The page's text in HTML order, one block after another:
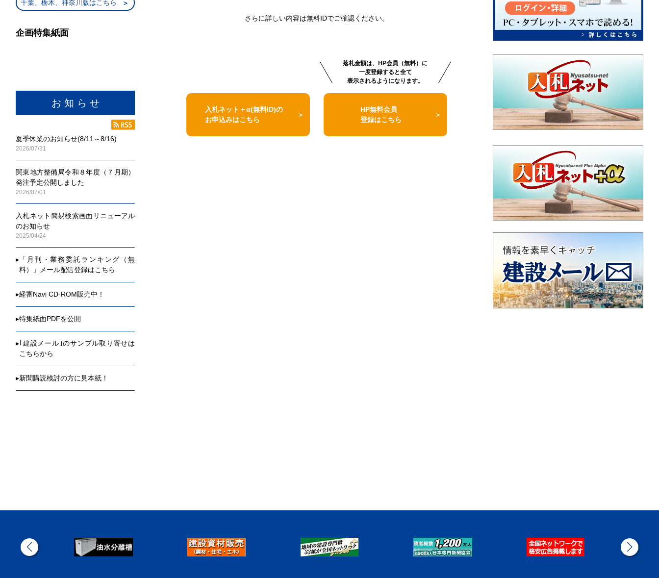
千葉、栃木、神奈川版はこちら
企画特集紙面
お 知 ら せ
夏季休業のお知らせ(8/11～8/16)
2026/07/31
関東地方整備局令和８年度（７月期）
発注予定公開しました
2026/07/01
入札ネット簡易検索画面リニューアル
のお知らせ
2025/04/24
▸ 「月刊・業務委託ランキング（無
料）」メール配信登録はこちら
▸経審Navi CD-ROM販売中！
▸特集紙面PDFを公開
▸ ｢建設メール｣のサンプル取り寄せは
こちらから
▸新聞購読検討の方に見本紙！
さらに詳しい内容は無料IDでご確認ください。
入札ネット＋α(無料ID)の
お申込みはこちら
落札金額は、HP会員（無料）に
一度登録すると全て
表示されるようになります。
HP無料会員
登録はこちら